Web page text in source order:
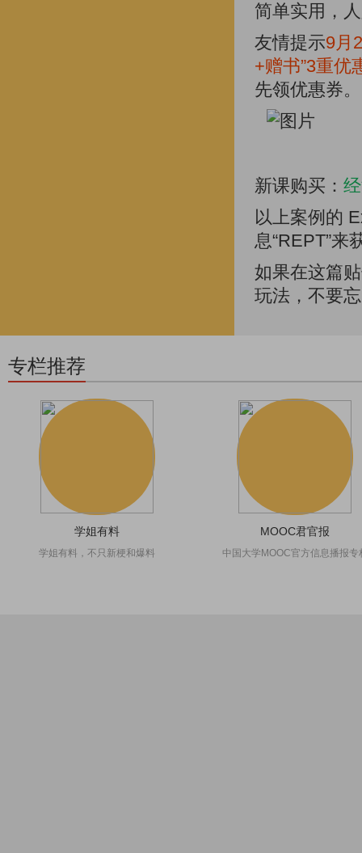
简单实用，
友情提示9月
+赠书”3重优
先领优惠券。
新课购买：
以上案例的
息“REPT”来
如果在这篇
玩法，不要
专栏推荐
学姐有料
学姐有料，不只新梗和爆料
MOOC君官报
中国大学MOOC官方信息播报专